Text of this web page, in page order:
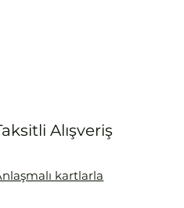
Alışveriş
kartlarla